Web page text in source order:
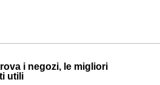
i negozi, le migliori
utili